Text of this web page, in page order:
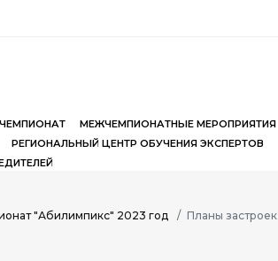
МЕЖЧЕМПИОНАТНЫЕ МЕРОПРИЯТИЯ
РЕГИОНАЛЬНЫЙ ЦЕНТР ОБУЧЕНИЯ ЭКСПЕРТОВ
"Абилимпикс" 2023 год Планы застроек